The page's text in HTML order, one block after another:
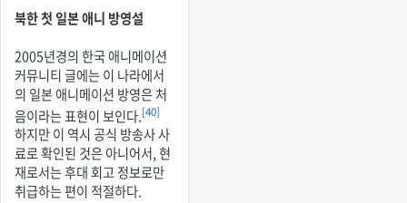
북한 첫 일본 애니 방영설
2005년경의 한국 애니메이션
커뮤니티 글에는 이 나라에서
의 일본 애니메이션 방영은 처
음이라는 표현이 보인다.[40]
하지만 이 역시 공식 방송사 사
료로 확인된 것은 아니어서, 현
재로서는 후대 회고 정보로만
취급하는 편이 적절하다.